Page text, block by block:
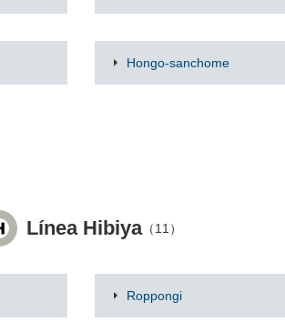
Hongo-sanchome
Línea Hibiya （11）
Roppongi